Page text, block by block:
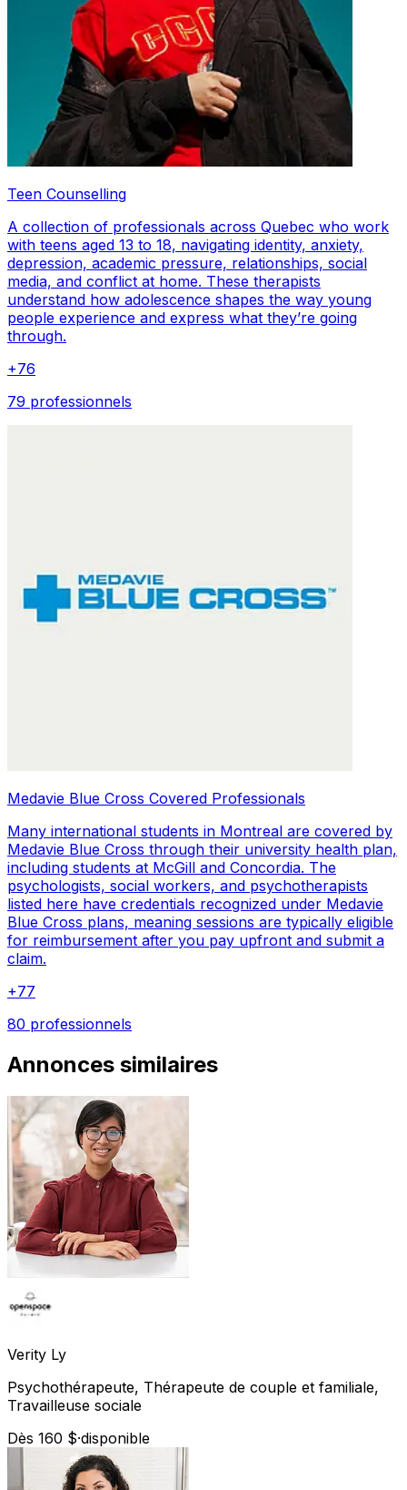
Teen Counselling
A collection of professionals across Quebec who work
with teens aged 13 to 18, navigating identity, anxiety,
depression, academic pressure, relationships, social
media, and conflict at home. These therapists
understand how adolescence shapes the way young
people experience and express what they’re going
through.
+76
79 professionnels
Medavie Blue Cross Covered Professionals
Many international students in Montreal are covered by
Medavie Blue Cross through their university health plan,
including students at McGill and Concordia. The
psychologists, social workers, and psychotherapists
listed here have credentials recognized under Medavie
Blue Cross plans, meaning sessions are typically eligible
for reimbursement after you pay upfront and submit a
claim.
+77
80 professionnels
Annonces similaires
Verity Ly
Psychothérapeute, Thérapeute de couple et familiale,
Travailleuse sociale
Dès 160 $·disponible